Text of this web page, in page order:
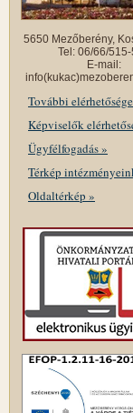
5650 Mezőberény,
Tel: 06/66/
E-mail:
További
Képviselők
Ügyfélfogadás »
Térkép
Oldaltérkép »